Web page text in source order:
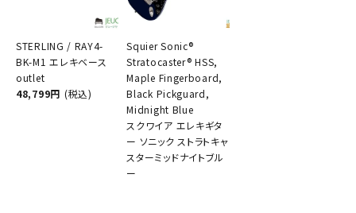
STERLING / RAY4-
BK-M1 エレキベース
outlet
48,799円 (税込)
Squier Sonic®
Stratocaster® HSS,
Maple Fingerboard,
Black Pickguard,
Midnight Blue
スクワイア エレキギタ
ー ソニック ストラトキャ
スターミッドナイトブル
ー